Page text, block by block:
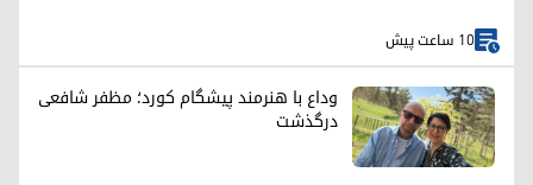
10 ساعت پیش
وداع با هنرمند پیشگام کورد؛ مظفر شافعی
درگذشت